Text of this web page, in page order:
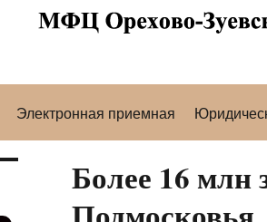
Электронная приемная
Более 16